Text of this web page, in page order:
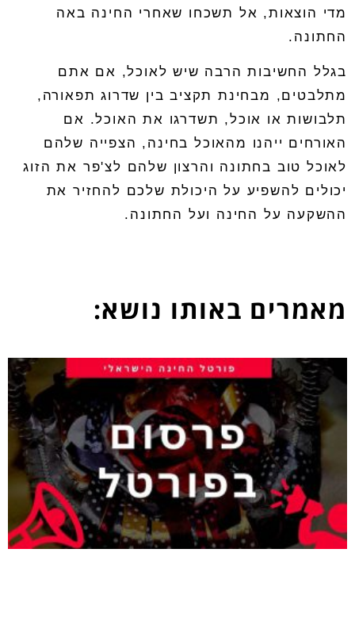
מדי הוצאות, אל תשכחו שאחרי החינה באה
החתונה.
בגלל החשיבות הרבה שיש לאוכל, אם אתם
מתלבטים, מבחינת תקציב בין שדרוג תפאורה,
תלבושות או אוכל, תשדרגו את האוכל. אם
האורחים ייהנו מהאוכל בחינה, הצפייה שלהם
לאוכל טוב בחתונה והרצון שלהם לצ'פר את הזוג
יכולים להשפיע על היכולת שלכם להחזיר את
ההשקעה על החינה ועל החתונה.
מאמרים באותו נושא: